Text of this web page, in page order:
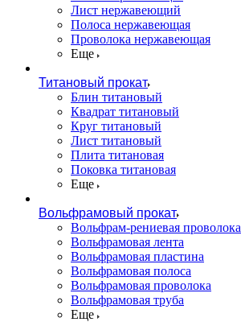
Лист нержавеющий
Полоса нержавеющая
Проволока нержавеющая
Еще
Титановый прокат
Блин титановый
Квадрат титановый
Круг титановый
Лист титановый
Плита титановая
Поковка титановая
Еще
Вольфрамовый прокат
Вольфрам-рениевая проволока
Вольфрамовая лента
Вольфрамовая пластина
Вольфрамовая полоса
Вольфрамовая проволока
Вольфрамовая труба
Еще